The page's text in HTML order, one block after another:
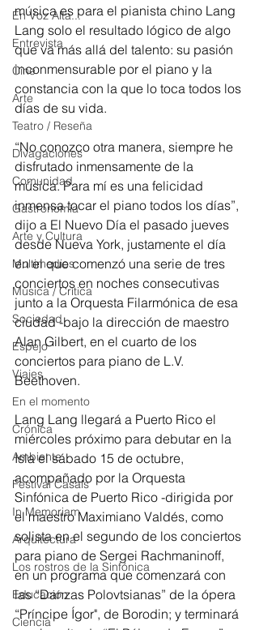
En Voz Alta...
Entrevista
Cine
Arte
Teatro / Reseña
Divagaciones
Comunidad
Gastronomía
Arte y Cultura
Multimedios
Música / Crítica
Sociedad
Espejo
Viajes
En el momento
Crónica
Ambiente
Festival Casals
In Memoriam
Arquitectura
Los rostros de la Sinfónica
Educación
Ciencia
música es para el pianista chino Lang
Lang solo el resultado lógico de algo
que va más allá del talento: su pasión
inconmensurable por el piano y la
constancia con la que lo toca todos los
días de su vida.
“No conozco otra manera, siempre he
disfrutado inmensamente de la
música. Para mí es una felicidad
inmensa tocar el piano todos los días”,
dijo a El Nuevo Día el pasado jueves
desde Nueva York, justamente el día
en el que comenzó una serie de tres
conciertos en noches consecutivas
junto a la Orquesta Filarmónica de esa
ciudad -bajo la dirección de maestro
Alan Gilbert, en el cuarto de los
conciertos para piano de L.V.
Beethoven.
Lang Lang llegará a Puerto Rico el
miércoles próximo para debutar en la
Isla el sábado 15 de octubre,
acompañado por la Orquesta
Sinfónica de Puerto Rico -dirigida por
el maestro Maximiano Valdés, como
solista en el segundo de los conciertos
para piano de Sergei Rachmaninoff,
en un programa que comenzará con
las “Danzas Polovtsianas” de la ópera
“Príncipe Ígor", de Borodin; y terminará